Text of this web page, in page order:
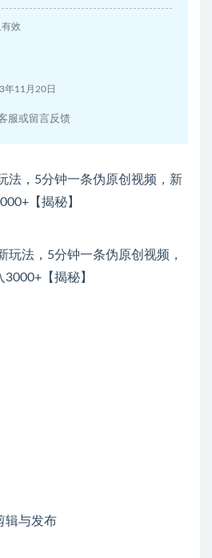
有效
年11月20日
服或留言反馈
法，5分钟一条伪原创视频，新
【揭秘】
辑与发布